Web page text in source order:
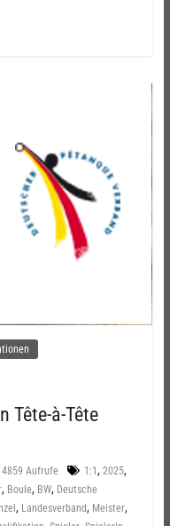
Tête-à-Tête
4859 Aufrufe 1:1, 2025,
, Boule, BW, Deutsche
, Landesverband, Meister,